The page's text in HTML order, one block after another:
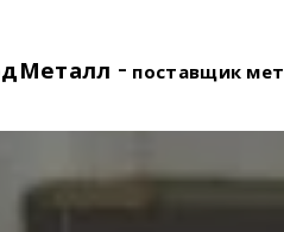
- поставщик